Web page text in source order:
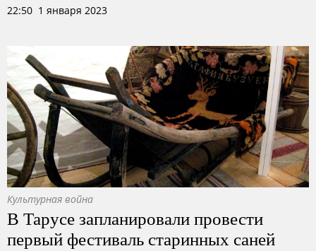
22:50 1 января 2023
Культурная война
В Тарусе запланировали провести
первый фестиваль старинных саней